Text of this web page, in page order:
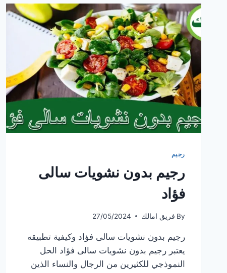
رجيم
رجيم بدون نشويات سالى
فؤاد
By فريق امالك 27/05/2024
رجيم بدون نشويات سالى فؤاد وكيفية تطبيقه
يعتبر رجيم بدون نشويات سالى فؤاد الحل
النموذجي للكثيرين من الرجال والنساء الذين